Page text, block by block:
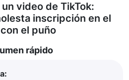
video de TikTok:
inscripción en el
el puño
rápido